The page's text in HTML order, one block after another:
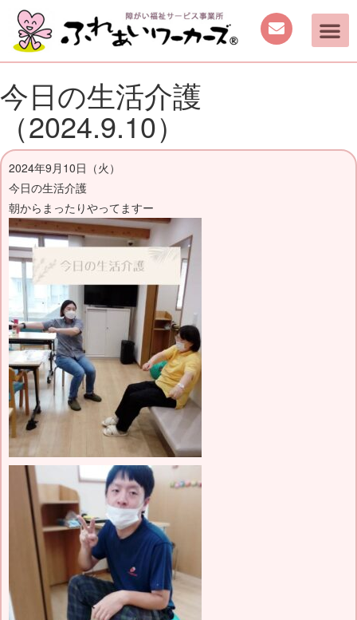
今日の生活介護
（2024.9.10）
2024年9月10日（火）
今日の生活介護
朝からまったりやってますー